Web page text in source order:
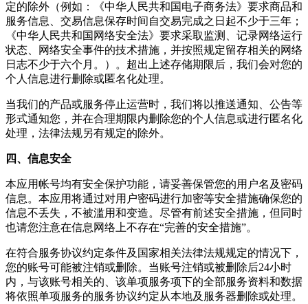
定的除外（例如：《中华人民共和国电子商务法》要求商品和
服务信息、交易信息保存时间自交易完成之日起不少于三年；
《中华人民共和国网络安全法》要求采取监测、记录网络运行
状态、网络安全事件的技术措施，并按照规定留存相关的网络
日志不少于六个月。）。超出上述存储期限后，我们会对您的
个人信息进行删除或匿名化处理。
当我们的产品或服务停止运营时，我们将以推送通知、公告等
形式通知您，并在合理期限内删除您的个人信息或进行匿名化
处理，法律法规另有规定的除外。
四、信息安全
本应用帐号均有安全保护功能，请妥善保管您的用户名及密码
信息。本应用将通过对用户密码进行加密等安全措施确保您的
信息不丢失，不被滥用和变造。尽管有前述安全措施，但同时
也请您注意在信息网络上不存在“完善的安全措施”。
在符合服务协议约定条件及国家相关法律法规规定的情况下，
您的账号可能被注销或删除。当账号注销或被删除后24小时
内，与该账号相关的、该单项服务项下的全部服务资料和数据
将依照单项服务的服务协议约定从本地及服务器删除或处理。